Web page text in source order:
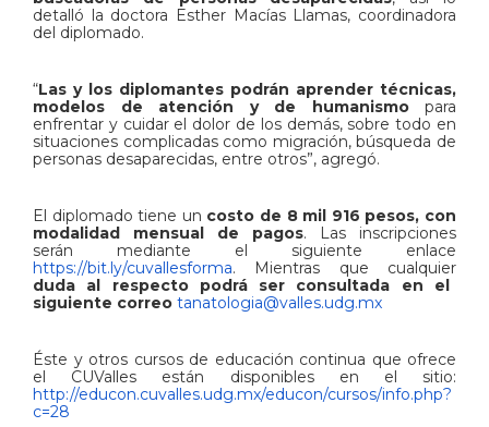
detalló la doctora Esther Macías Llamas, coordinadora
del diplomado.
“Las y los diplomantes podrán aprender técnicas,
modelos de atención y de humanismo para
enfrentar y cuidar el dolor de los demás, sobre todo en
situaciones complicadas como migración, búsqueda de
personas desaparecidas, entre otros”, agregó.
El diplomado tiene un costo de 8 mil 916 pesos, con
modalidad mensual de pagos. Las inscripciones
serán mediante el siguiente enlace
https://bit.ly/cuvallesforma. Mientras que cualquier
duda al respecto podrá ser consultada en el
siguiente correo tanatologia@valles.udg.mx
Éste y otros cursos de educación continua que ofrece
el CUValles están disponibles en el sitio:
http://educon.cuvalles.udg.mx/educon/cursos/info.php?
c=28